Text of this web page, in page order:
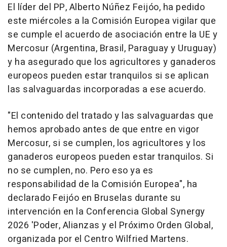
El líder del PP, Alberto Núñez Feijóo, ha pedido
este miércoles a la Comisión Europea vigilar que
se cumple el acuerdo de asociación entre la UE y
Mercosur (Argentina, Brasil, Paraguay y Uruguay)
y ha asegurado que los agricultores y ganaderos
europeos pueden estar tranquilos si se aplican
las salvaguardas incorporadas a ese acuerdo.
"El contenido del tratado y las salvaguardas que
hemos aprobado antes de que entre en vigor
Mercosur, si se cumplen, los agricultores y los
ganaderos europeos pueden estar tranquilos. Si
no se cumplen, no. Pero eso ya es
responsabilidad de la Comisión Europea", ha
declarado Feijóo en Bruselas durante su
intervención en la Conferencia Global Synergy
2026 'Poder, Alianzas y el Próximo Orden Global,
organizada por el Centro Wilfried Martens.